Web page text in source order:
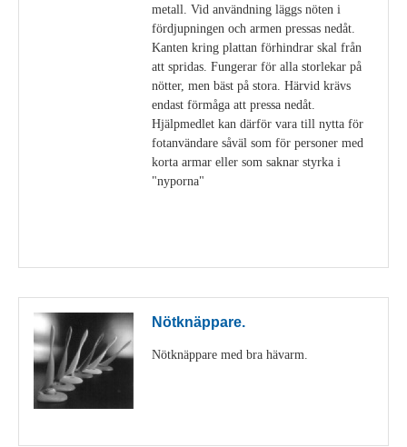
metall. Vid användning läggs nöten i
fördjupningen och armen pressas nedåt.
Kanten kring plattan förhindrar skal från
att spridas. Fungerar för alla storlekar på
nötter, men bäst på stora. Härvid krävs
endast förmåga att pressa nedåt.
Hjälpmedlet kan därför vara till nytta för
fotanvändare såväl som för personer med
korta armar eller som saknar styrka i
"nyporna"
Nötknäppare.
Nötknäppare med bra hävarm.